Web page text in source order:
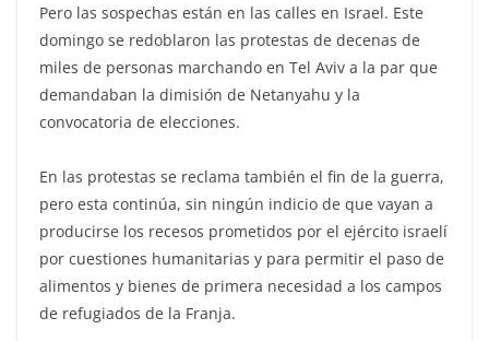
Pero las sospechas están en las calles en Israel. Este
domingo se redoblaron las protestas de decenas de
miles de personas marchando en Tel Aviv a la par que
demandaban la dimisión de Netanyahu y la
convocatoria de elecciones.
En las protestas se reclama también el fin de la guerra,
pero esta continúa, sin ningún indicio de que vayan a
producirse los recesos prometidos por el ejército israelí
por cuestiones humanitarias y para permitir el paso de
alimentos y bienes de primera necesidad a los campos
de refugiados de la Franja.